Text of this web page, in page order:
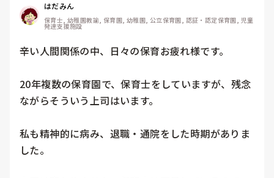
はだみん
保育士, 幼稚園教諭, 保育園, 幼稚園, 公立保育園, 認証・認定保育園, 児童
発達支援施設
辛い人間関係の中、日々の保育お疲れ様です。
20年複数の保育園で、保育士をしていますが、残念
ながらそういう上司はいます。
私も精神的に病み、退職・通院をした時期がありま
した。